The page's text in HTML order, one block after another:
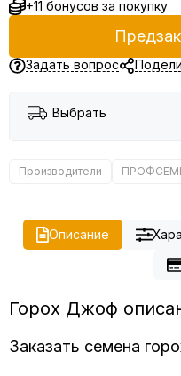
+11 бонусов за покупку
Задать вопрос
Выбрать
Производители
Описание
Горох Джоф
Заказать семена